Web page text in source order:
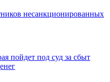
несанкционированных
пойдет под суд за сбыт